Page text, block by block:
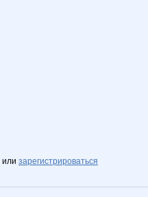
или зарегистрироваться